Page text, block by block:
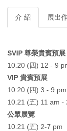
介 紹 展出
SVIP 尊榮貴賓預展
10.20 (四) 12 - 9
VIP 貴賓預展
10.20 (四) 3 - 9 pm
10.21 (五) 11 am -
公眾展覽
10.21 (五) 2-7 pm